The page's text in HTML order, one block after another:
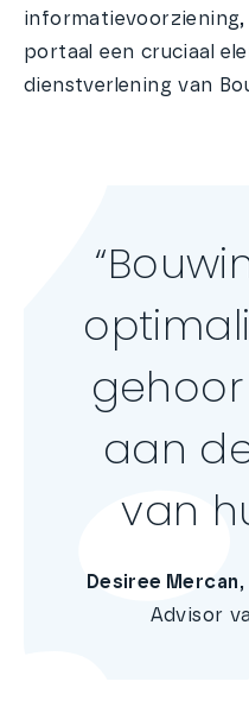
portaal een cruciaal
dienstverlening van
aan
van
Desiree Mercan
Advisor